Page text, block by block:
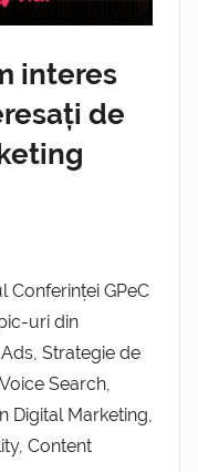
interes
de
Conferinței GPeC
uri din
Strategie de
Search,
Digital Marketing,
Content